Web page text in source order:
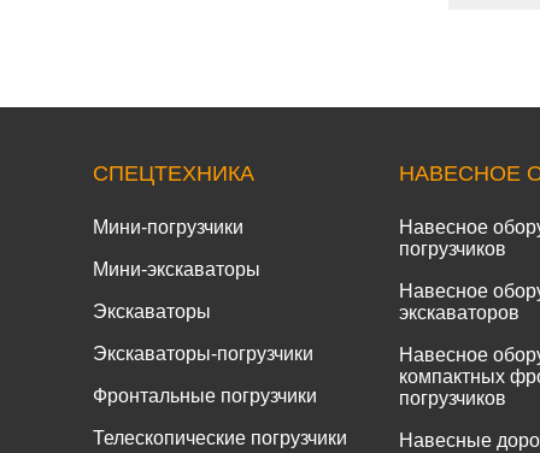
СПЕЦТЕХНИКА
Мини-погрузчики
Мини-экскаваторы
Экскаваторы
Экскаваторы-погрузчики
Фронтальные погрузчики
Телескопические погрузчики
НАВЕСНОЕ
Навесное
погрузчиков
Навесное
экскаваторов
Навесное
компактных
погрузчиков
Навесные